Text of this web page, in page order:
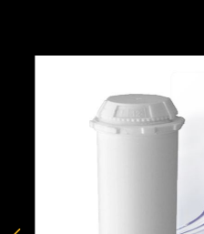
überspringen